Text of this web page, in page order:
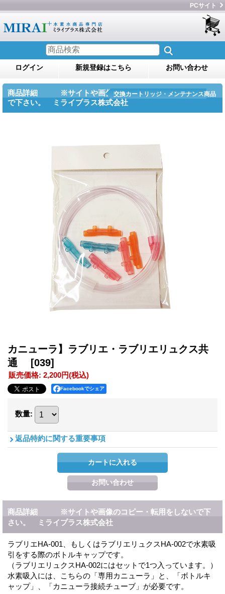
PCサイト
ログイン 新規登録はこちら お問い合わせ
商品詳細 ※サイトや画像のコピー・転用をしない
で下さい。 ミライプラス株式会社
交換カートリッジ・メンテナンス商品
カニューラ】ラブリエ・ラブリエリュクス共
通
[039]
販売価格: 2,200円(税込)
Facebookでシェア
数量:
返品特約に関する重要事項
商品詳細 ※サイトや画像のコピー・転用をしないで下
さい。 ミライプラス株式会社
ラブリエHA-001、もしくはラブリエリュクスHA-002で水素吸
引をする際のボトルキャップです。
（ラブリエリュクスHA-002にはセットで1つ入っています。）
水素吸入には、こちらの「専用カニューラ」と、「ボトルキ
ャップ」、「カニューラ接続チューブ」が必要です。